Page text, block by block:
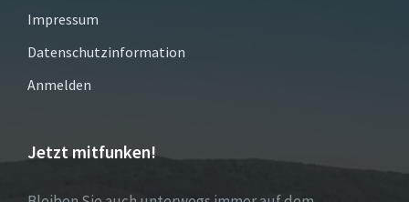
Impressum
Datenschutzinformation
Anmelden
Jetzt mitfunken!